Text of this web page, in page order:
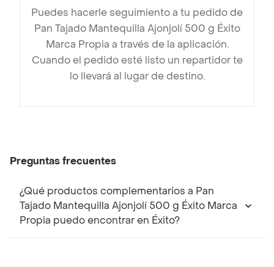
Puedes hacerle seguimiento a tu pedido de
Pan Tajado Mantequilla Ajonjolí 500 g Éxito
Marca Propia a través de la aplicación.
Cuando el pedido esté listo un repartidor te
lo llevará al lugar de destino.
Preguntas frecuentes
¿Qué productos complementarios a Pan
Tajado Mantequilla Ajonjolí 500 g Éxito Marca
Propia puedo encontrar en Éxito?